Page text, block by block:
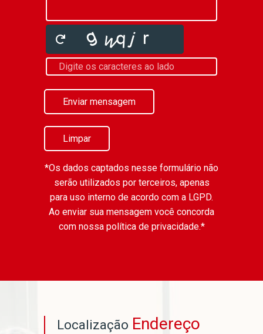
Enviar mensagem
Limpar
*Os dados captados nesse formulário não
serão utilizados por terceiros, apenas
para uso interno de acordo com a LGPD.
Ao enviar sua mensagem você concorda
com nossa política de privacidade.*
Localização Endereço